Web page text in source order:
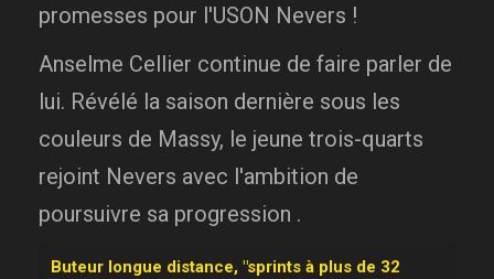
promesses pour l'USON Nevers !
Anselme Cellier continue de faire parler de
lui. Révélé la saison dernière sous les
couleurs de Massy, le jeune trois-quarts
rejoint Nevers avec l'ambition de
poursuivre sa progression .
Buteur longue distance, "sprints à plus de 32